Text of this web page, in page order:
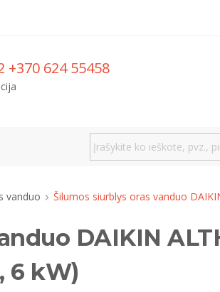
+370 624 55458
vanduo Šilumos siurblys oras vanduo
DAIKIN
6 kW)